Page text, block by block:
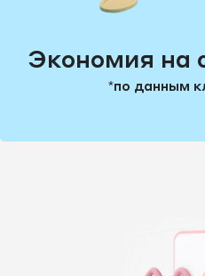
Экономия на
*по данным